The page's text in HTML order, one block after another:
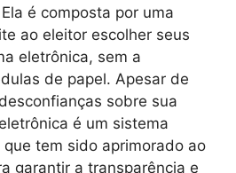
é composta por uma
ao eleitor escolher seus
eletrônica, sem a
de papel. Apesar de
sobre sua
é um sistema
tem sido aprimorado ao
garantir a transparência e